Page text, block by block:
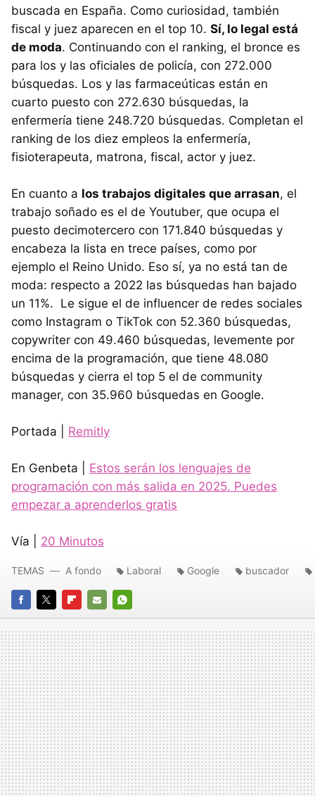
buscada en España. Como curiosidad, también
fiscal y juez aparecen en el top 10. Sí, lo legal está
de moda. Continuando con el ranking, el bronce es
para los y las oficiales de policía, con 272.000
búsquedas. Los y las farmaceúticas están en
cuarto puesto con 272.630 búsquedas, la
enfermería tiene 248.720 búsquedas. Completan el
ranking de los diez empleos la enfermería,
fisioterapeuta, matrona, fiscal, actor y juez.
En cuanto a los trabajos digitales que arrasan, el
trabajo soñado es el de Youtuber, que ocupa el
puesto decimotercero con 171.840 búsquedas y
encabeza la lista en trece países, como por
ejemplo el Reino Unido. Eso sí, ya no está tan de
moda: respecto a 2022 las búsquedas han bajado
un 11%. Le sigue el de influencer de redes sociales
como Instagram o TikTok con 52.360 búsquedas,
copywriter con 49.460 búsquedas, levemente por
encima de la programación, que tiene 48.080
búsquedas y cierra el top 5 el de community
manager, con 35.960 búsquedas en Google.
Portada | Remitly
En Genbeta | Estos serán los lenguajes de
programación con más salida en 2025. Puedes
empezar a aprenderlos gratis
Vía | 20 Minutos
FACEBOOK
TWITTERFLIPBOARD
E-
MAIL
WHATSAPP
TEMAS A fondo Laboral Google buscador